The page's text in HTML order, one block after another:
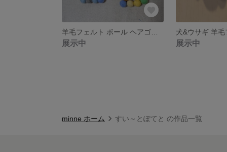
展示中 展示中
minne ホーム すい～とぽてと の作品一覧